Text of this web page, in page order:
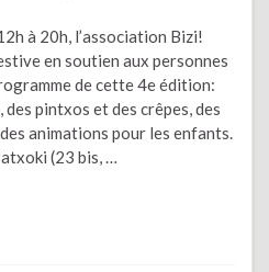
à 20h, l’association Bizi!
en soutien aux personnes
de cette 4e édition:
des pintxos et des crêpes, des
animations pour les enfants.
(23 bis, …